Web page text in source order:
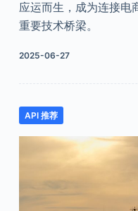
应运而生，成为连接电
重要技术桥梁。
2025-06-27
API 推荐